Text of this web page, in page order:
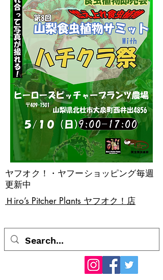
​Ｈiro’s Pitcher Plants ヤフオク！店
ヤフオク！・ヤフーショッピング毎週
更新中